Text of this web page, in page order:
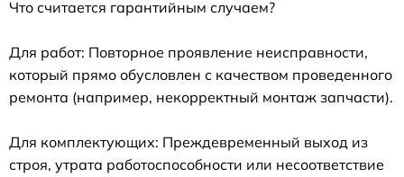
Что считается гарантийным случаем?
Для работ: Повторное проявление неисправности,
который прямо обусловлен с качеством проведенного
ремонта (например, некорректный монтаж запчасти).
Для комплектующих: Преждевременный выход из
строя, утрата работоспособности или несоответствие